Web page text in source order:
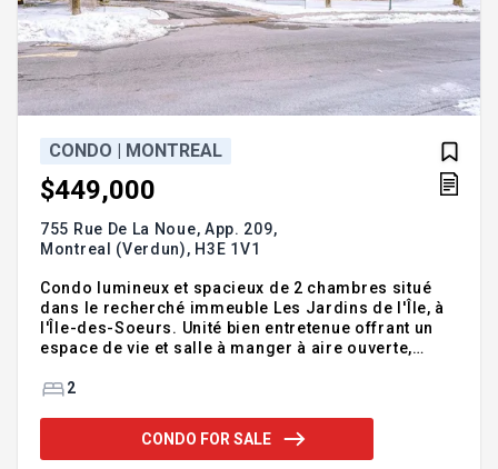
CONDO | MONTREAL
$449,000
755 Rue De La Noue, App. 209,
Montreal (Verdun), H3E 1V1
Condo lumineux et spacieux de 2 chambres situé
dans le recherché immeuble Les Jardins de l'Île, à
l'Île-des-Soeurs. Unité bien entretenue offrant un
espace de vie et salle à manger à aire ouverte,
abondante lumière naturelle. Profitez d'un balcon
moderne, laveuse-sécheuse dans l'unité, et
stationnement intérieur inclus. Emplacement idéal à
2
CONDO FOR SALE